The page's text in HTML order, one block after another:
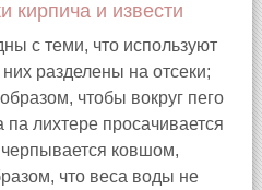
кирпича и извести
с теми, что используют
разделены на отсеки;
чтобы вокруг пего
лихтере просачивается
ковшом,
что веса воды не